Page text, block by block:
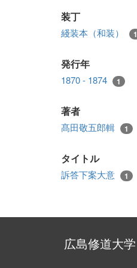
装丁
綫装本（和装） 1
発行年
1870 - 1874 1
著者
髙田敬五郎輯 1
タイトル
訴答下案大意 1
広島修道大学